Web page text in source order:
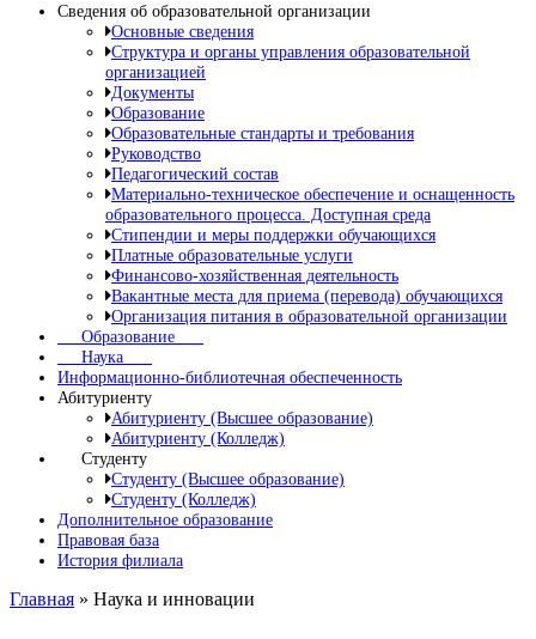
Сведения об образовательной организации
Основные сведения
Структура и органы управления образовательной
организацией
Документы
Образование
Образовательные стандарты и требования
Руководство
Педагогический состав
Материально-техническое обеспечение и оснащенность
образовательного процесса. Доступная среда
Стипендии и меры поддержки обучающихся
Платные образовательные услуги
Финансово-хозяйственная деятельность
Вакантные места для приема (перевода) обучающихся
Организация питания в образовательной организации
Образование
Наука
Информационно-библиотечная обеспеченность
Абитуриенту
Абитуриенту (Высшее образование)
Абитуриенту (Колледж)
Студенту
Студенту (Высшее образование)
Студенту (Колледж)
Дополнительное образование
Правовая база
История филиала
Главная » Наука и инновации